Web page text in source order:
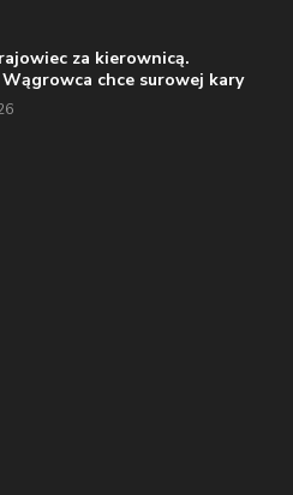
za kierownicą.
chce surowej kary